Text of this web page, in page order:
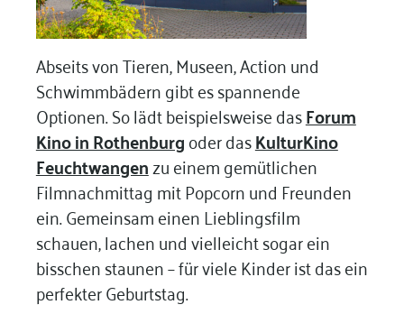
Abseits von Tieren, Museen, Action und
Schwimmbädern gibt es spannende
Optionen. So lädt beispielsweise dasForum
Kino in Rothenburgoder dasKulturKino
Feuchtwangenzu einem gemütlichen
Filmnachmittag mit Popcorn und Freunden
ein. Gemeinsam einen Lieblingsfilm
schauen, lachen und vielleicht sogar ein
bisschen staunen – für viele Kinder ist das ein
perfekter Geburtstag.